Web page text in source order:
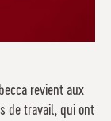
revient aux
de travail, qui ont